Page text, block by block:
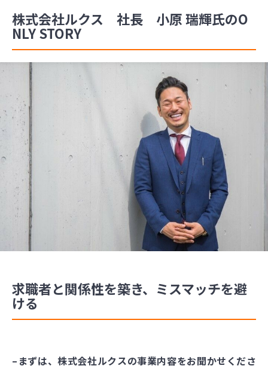
株式会社ルクス 社長 小原 瑞輝氏のO
NLY STORY
求職者と関係性を築き、ミスマッチを避
ける
–まずは、株式会社ルクスの事業内容をお聞かせくださ